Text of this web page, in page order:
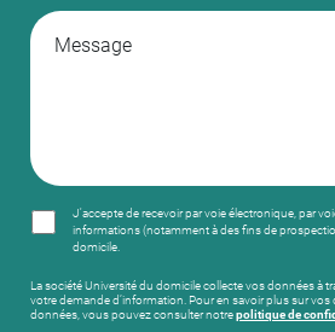
J'accepte de recevoir par voie électronique, par
informations (notamment à des fins de
domicile.
La société Université du domicile collecte vos données à
votre demande d’information. Pour en savoir plus sur vos
données, vous pouvez consulter notrepolitique de